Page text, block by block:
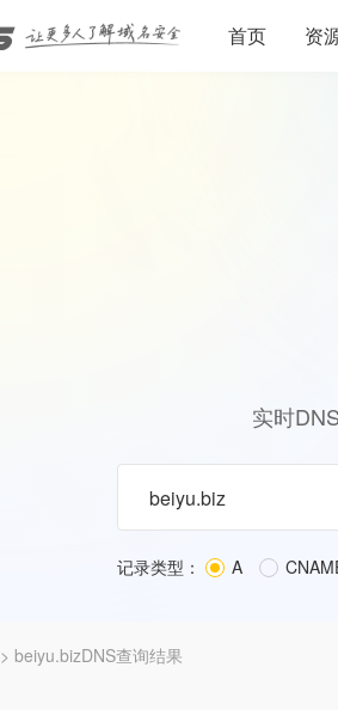
首页 资
实时
记录类型： A
> beiyu.bizDNS查询结果